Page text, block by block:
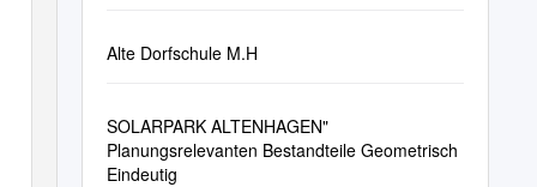
Alte Dorfschule M.H
SOLARPARK ALTENHAGEN"
Planungsrelevanten Bestandteile Geometrisch
Eindeutig